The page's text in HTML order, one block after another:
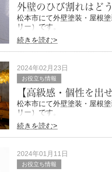
外壁のひび割れはど
松本市にて外壁塗装・屋根
リー）です。
外壁塗装では、塗装に入る
を行います。
続きを読む>
2024年02月23日
お役立ち情報
【高級感・個性を出
松本市にて外壁塗装・屋根
リー）です。
個人宅の外壁塗装やテナン
ない」と感じたことはござ
続きを読む>
2024年01月11日
お役立ち情報